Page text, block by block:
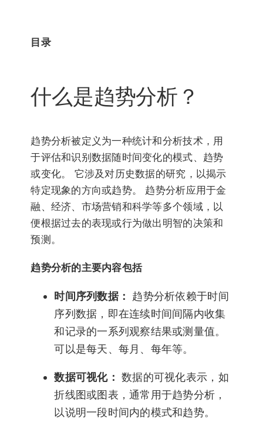
目录
什么是趋势分析？
趋势分析被定义为一种统计和分析技术，用
于评估和识别数据随时间变化的模式、趋势
或变化。 它涉及对历史数据的研究，以揭示
特定现象的方向或趋势。 趋势分析应用于金
融、经济、市场营销和科学等多个领域，以
便根据过去的表现或行为做出明智的决策和
预测。
趋势分析的主要内容包括
时间序列数据： 趋势分析依赖于时间
序列数据，即在连续时间间隔内收集
和记录的一系列观察结果或测量值。
可以是每天、每月、每年等。
数据可视化：数据的可视化表示，如
折线图或图表，通常用于趋势分析，
以说明一段时间内的模式和趋势。